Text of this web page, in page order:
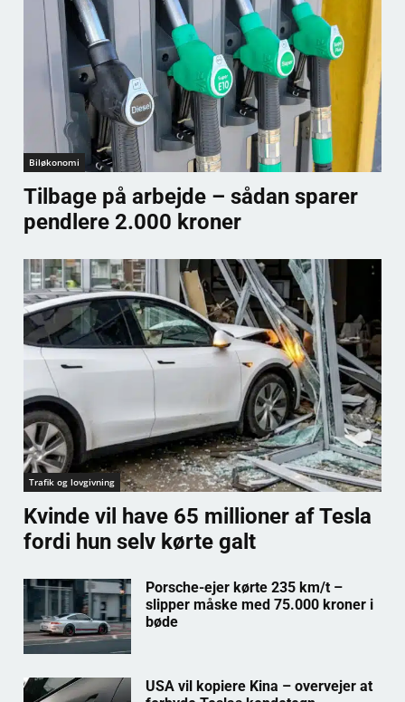
Biløkonomi
Tilbage på arbejde – sådan sparer
pendlere 2.000 kroner
Trafik og lovgivning
Kvinde vil have 65 millioner af Tesla
fordi hun selv kørte galt
Porsche-ejer kørte 235 km/t –
slipper måske med 75.000 kroner i
bøde
USA vil kopiere Kina – overvejer at